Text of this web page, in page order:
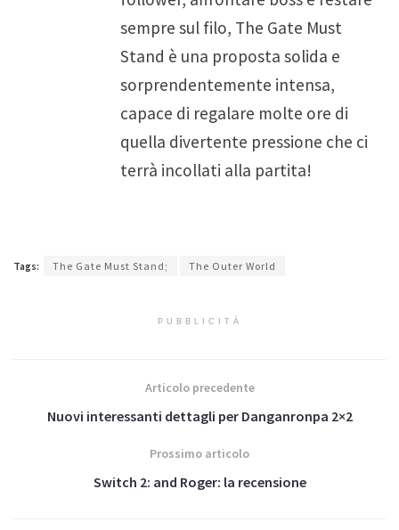
sempre sul filo, The Gate Must
Stand è una proposta solida e
sorprendentemente intensa,
capace di regalare molte ore di
quella divertente pressione che ci
terrà incollati alla partita!
Tags: The Gate Must Stand; The Outer World
PUBBLICITÀ
Articolo precedente
Nuovi interessanti dettagli per Danganronpa 2×2
Prossimo articolo
Switch 2: and Roger: la recensione